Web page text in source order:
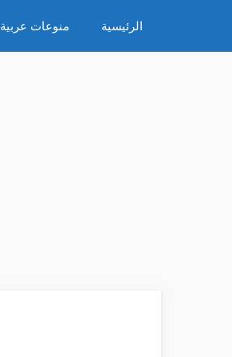
المحتوى
الرئيسية منوعات عربية